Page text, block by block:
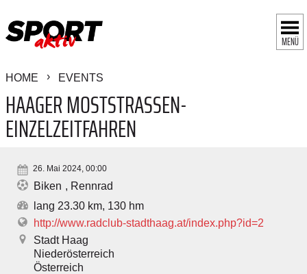
MENÜ
HOME EVENTS
HAAGER MOSTSTRASSEN-E
INZELZEITFAHREN
26. Mai 2024, 00:00
Biken
Rennrad
lang 23.30 km, 130 hm
http://www.radclub-stadthaag.at/index.php?id=2
Stadt Haag
Niederösterreich
Österreich